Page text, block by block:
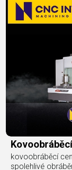
kovoobráběcí
spolehlivé